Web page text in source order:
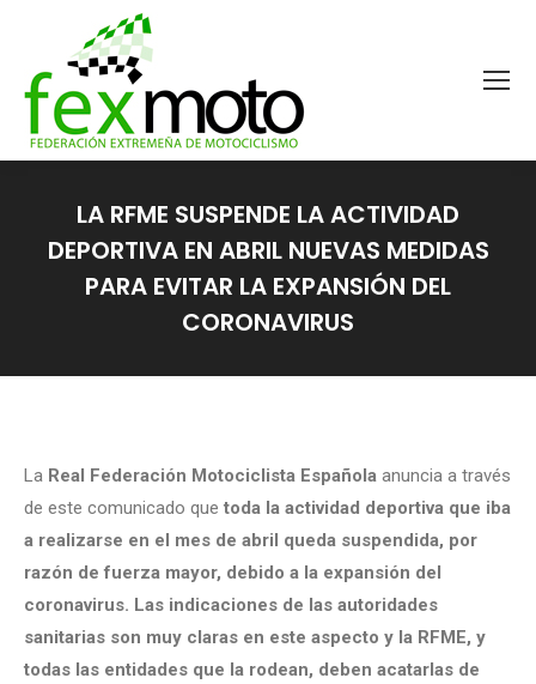
LA RFME SUSPENDE LA ACTIVIDAD
DEPORTIVA EN ABRIL NUEVAS MEDIDAS
PARA EVITAR LA EXPANSIÓN DEL
CORONAVIRUS
La Real Federación Motociclista Española anuncia a través
de este comunicado que toda la actividad deportiva que iba
a realizarse en el mes de abril queda suspendida, por
razón de fuerza mayor, debido a la expansión del
coronavirus. Las indicaciones de las autoridades
sanitarias son muy claras en este aspecto y la RFME, y
todas las entidades que la rodean, deben acatarlas de